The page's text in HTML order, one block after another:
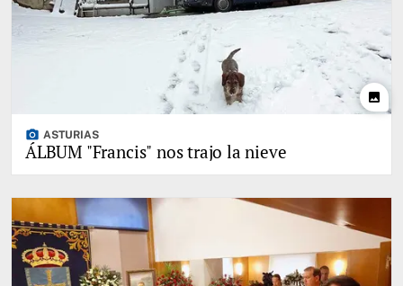
photo
photo_camera ASTURIAS
ÁLBUM "Francis" nos trajo la nieve